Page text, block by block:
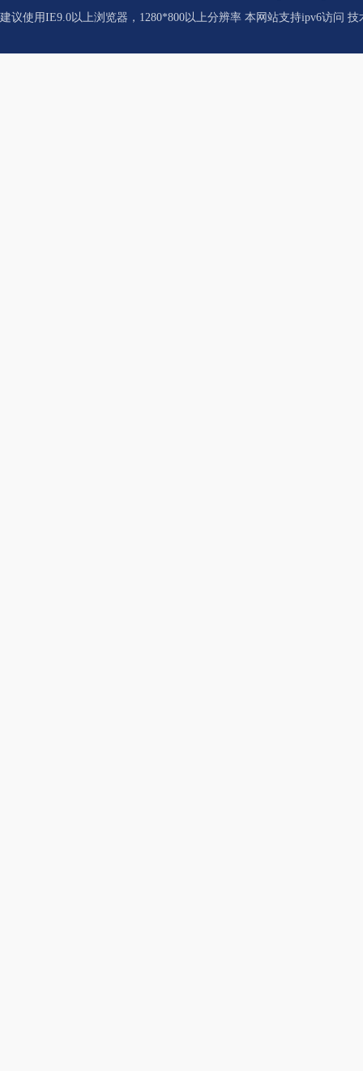
建议使用IE9.0以上浏览器，1280*800以上分辨率 本网站支持ipv6访问 技